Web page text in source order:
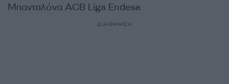
Μπανταλόνα ACB Liga Endesa
ΔΙΑΦΗΜΙΣΗ